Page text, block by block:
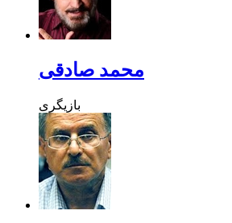
محمد صادقی
بازیگری